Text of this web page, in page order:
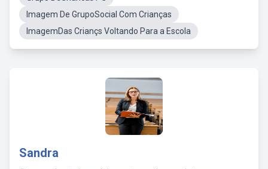
Imagem De GrupoSocial Com Crianças
ImagemDas Criançs Voltando Para a Escola
Sandra